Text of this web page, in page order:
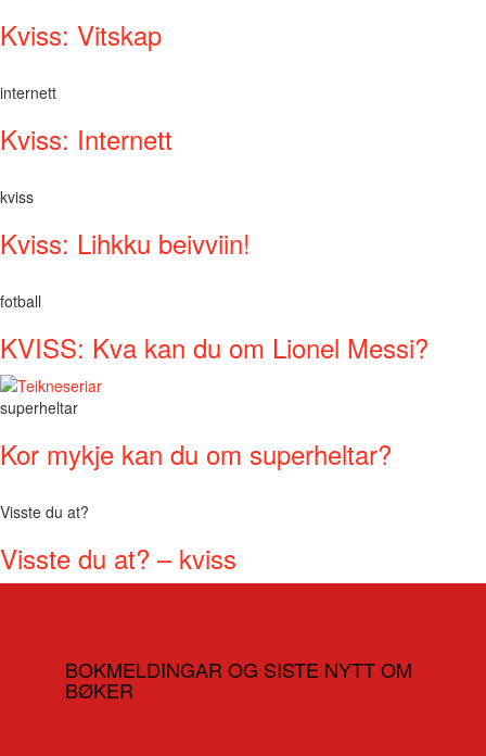
Kviss: Vitskap
internett
Kviss: Internett
kviss
Kviss: Lihkku beivviin!
fotball
KVISS: Kva kan du om Lionel Messi?
superheltar
Kor mykje kan du om superheltar?
Visste du at?
Visste du at? – kviss
BOKMELDINGAR OG SISTE NYTT OM
BØKER